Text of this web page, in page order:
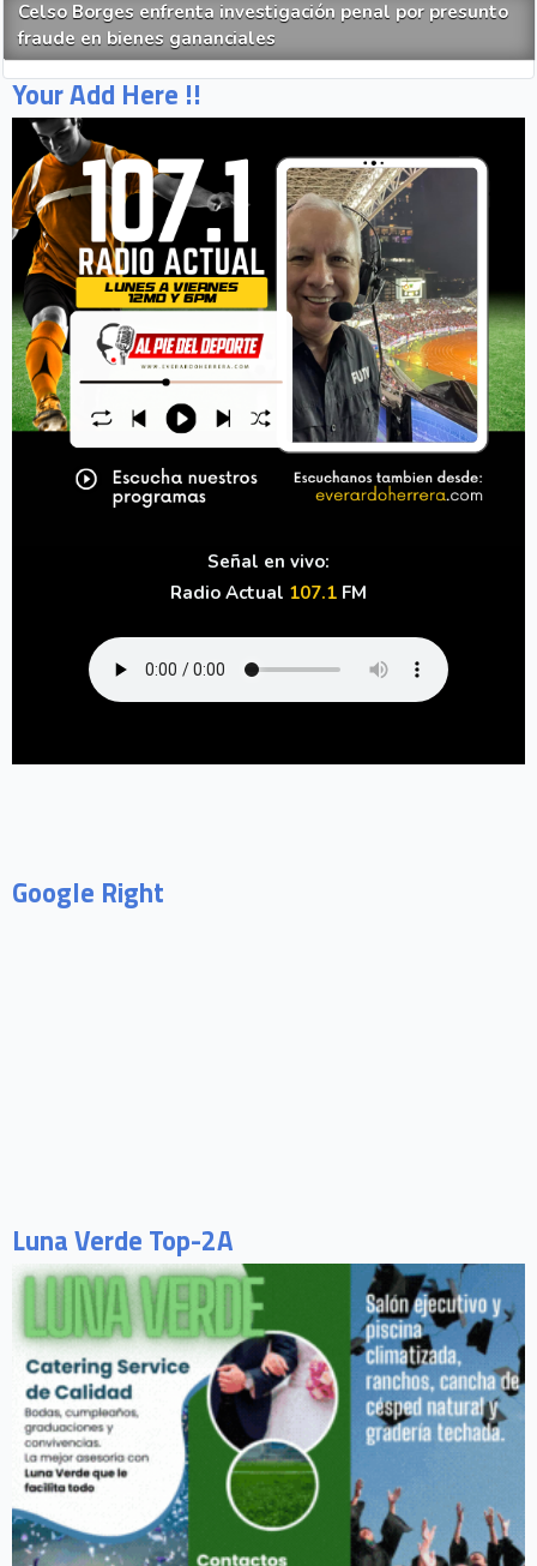
Celso Borges enfrenta investigación penal por presunto
fraude en bienes gananciales
Your Add Here !!
Señal en vivo:
Radio Actual 107.1 FM
Google Right
Luna Verde Top-2A